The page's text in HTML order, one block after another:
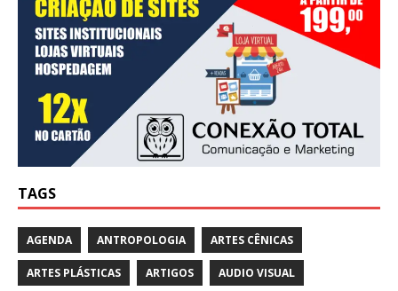
TAGS
AGENDA ANTROPOLOGIA ARTES CÊNICAS
ARTES PLÁSTICAS ARTIGOS AUDIO VISUAL